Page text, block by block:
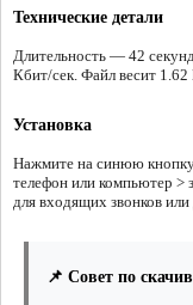
Технические детали
Длительность — 42
Кбит/сек. Файл весит
Установка
Нажмите на синюю кнопку
телефон или компьютер >
для входящих звонков
📌 Совет по